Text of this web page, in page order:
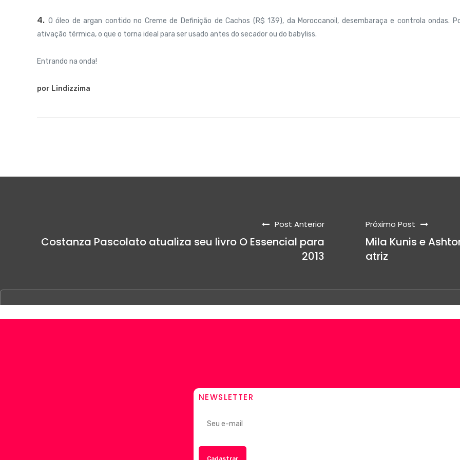
4. O óleo de argan contido no Creme de Definição de Cachos (R$ 139), da Moroccanoil, desembaraça e controla ondas.
ativação térmica, o que o torna ideal para ser usado antes do secador ou do babyliss.
Entrando na onda!
por Lindizzima
Post Anterior
Costanza Pascolato atualiza seu livro O Essencial para
2013
Próximo Post
Mila Kunis e
atriz
NEWSLETTER